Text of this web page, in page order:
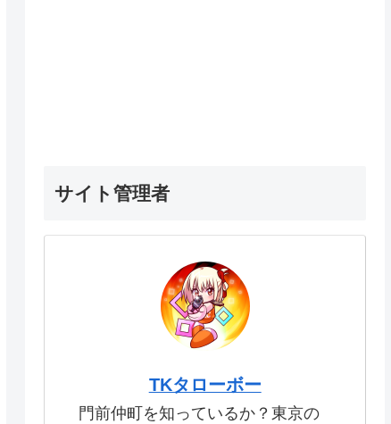
サイト管理者
TKタローボー
門前仲町を知っているか？東京の